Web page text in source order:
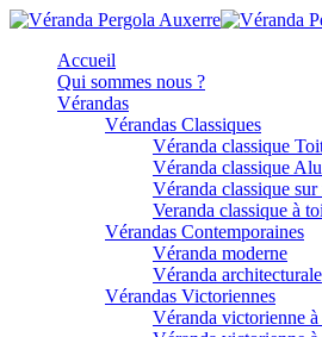
Accueil
Qui sommes nous ?
Vérandas
Vérandas Classiques
Véranda classique
Véranda classique
Véranda classique sur
Veranda classique à
Vérandas Contemporaines
Véranda moderne
Véranda architecturale
Vérandas Victoriennes
Véranda victorienne à